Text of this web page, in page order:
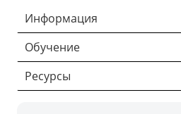
Информация
О компании
Наши партнёры
Обучение
Профессиональная
переподготовка
Ресурсы